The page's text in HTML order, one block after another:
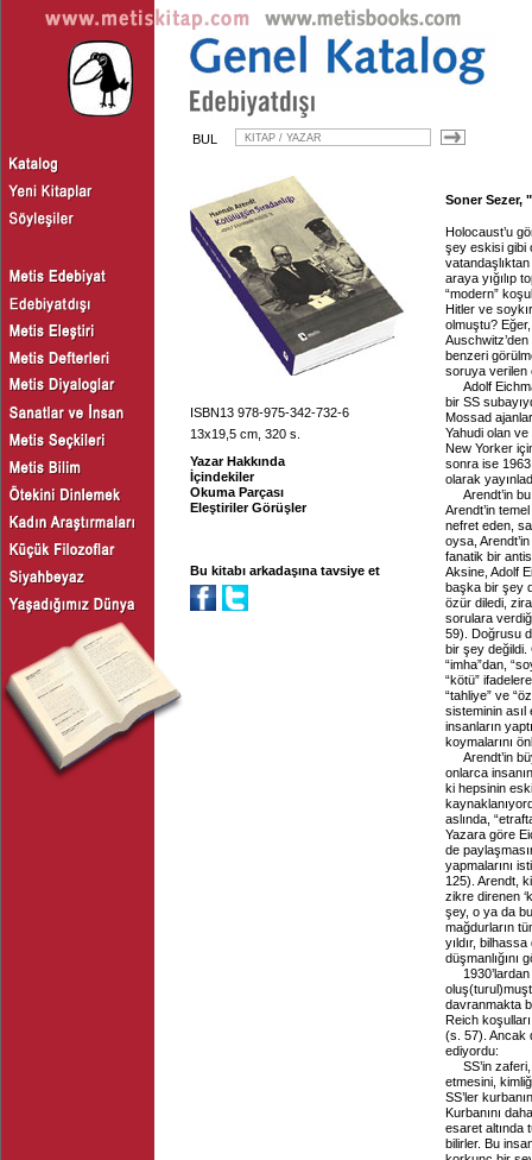
BUL
ISBN13 978-975-342-732-6
13x19,5 cm, 320 s.
Yazar Hakkında
İçindekiler
Okuma Parçası
Eleştiriler Görüşler
Bu kitabı arkadaşına tavsiye et
Soner Sezer,
Holocaust’u
şey eskisi gibi
vatandaşlıktan
araya yığılıp
“modern”
Hitler ve
olmuştu?
benzeri
soruya verilen
Adolf
bir SS
Mossad
Yahudi olan ve
New Yorker
sonra ise 1963
olarak
Arendt’in
Arendt’in
nefret eden,
oysa,
fanatik bir
Aksine, Adolf
başka bir şey
özür diledi,
sorulara
59). Doğrusu
bir şey değildi.
“imha”dan,
“kötü”
“tahliye” ve
sisteminin asıl
insanların
koymalarını
Arendt’in
onlarca
ki hepsinin
aslında,
Yazara göre
de
yapmalarını
125). Arendt,
zikre direnen
şey, o ya da
mağdurların
yıldır,
düşmanlığını
davranmakta
Reich koşulları
(s. 57). Ancak
ediyordu:
SS’in
etmesini,
SS’ler
Kurbanını
esaret altında
bilirler. Bu